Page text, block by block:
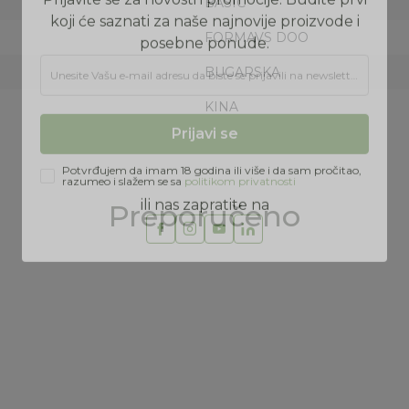
FORMAVS DOO
BUGARSKA
KINA
Preporučeno
Prijava na newsletter
Prijavite se za novosti i promocije. Budite prvi
koji će saznati za naše najnovije proizvode i
posebne ponude.
Prijavi se